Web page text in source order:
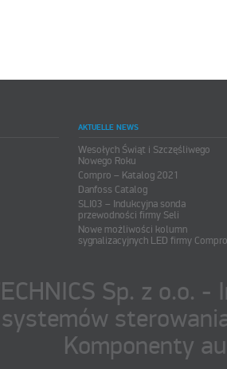
AKTUELLE NEWS
Wesołych Świąt i Szczęśliwego
Nowego Roku
Compro – Katalog 2021
Danfoss Catalog
SLI03 – Indukcyjna sonda
przewodności firmy Seli
Nowe możliwości kolumn
sygnalizacyjnych LED firmy
Sp. z o.o.
Komponenty